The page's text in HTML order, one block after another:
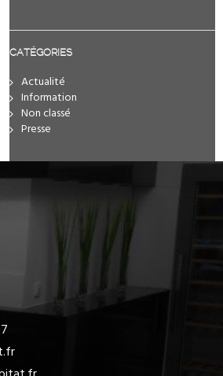
CATÉGORIES
Actualité
Information
Non classé
Presse